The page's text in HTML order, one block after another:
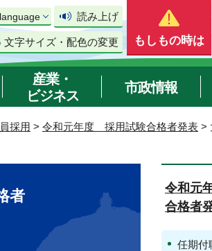
読み上げ
文字サイズ・配色の変更 もしもの時は
産業・
ビジネス
市政情報
採用 > 令和元年度 採用試験合格者発表 >
者
令和元
合格者
任期付